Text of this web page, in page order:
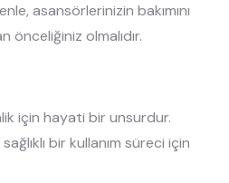
asansörlerinizin bakımını
önceliğiniz olmalıdır.
için hayati bir unsurdur.
bir kullanım süreci için